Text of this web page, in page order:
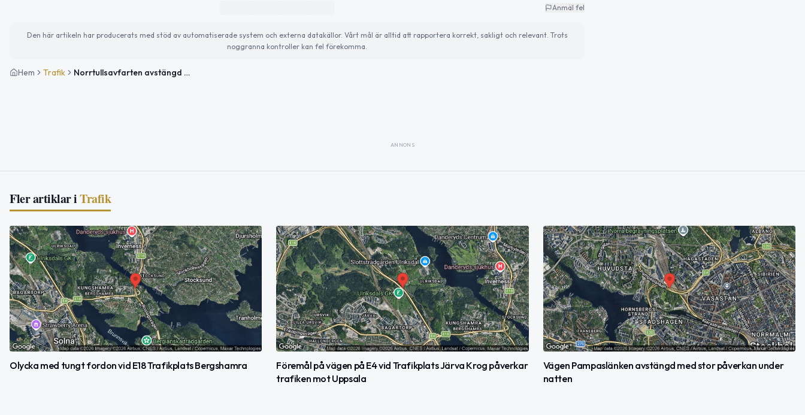
Anmäl fel
Den här artikeln har producerats med stöd av automatiserade system och externa datakällor. Vårt mål är alltid att rapportera korrekt, sakligt och relevant. Trots
noggranna kontroller kan fel förekomma.
Hem Trafik Norrtullsavfarten avstängd under natten för tunneltvätt
ANNONS
Fler artiklar iTrafik
Olycka med tungt fordon vid E18 Trafikplats Bergshamra
Föremål på vägen på E4 vid Trafikplats Järva Krog påverkar
trafiken mot Uppsala
Vägen Pampaslänken avstängd med stor påverkan under
natten